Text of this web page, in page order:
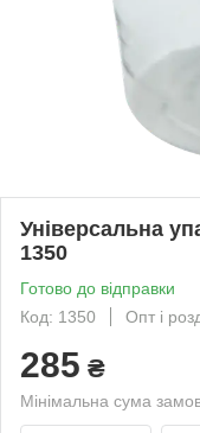
Універсальна
1350
Готово до відправки
Код: 1350
Опт і
285 ₴
Мінімальна сума